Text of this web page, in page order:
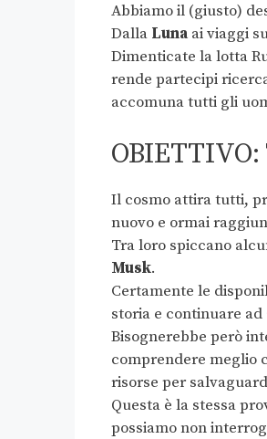
Abbiamo il (giusto)
Dalla Luna ai viaggi
Dimenticate la lotta
rende partecipi
accomuna tutti gli
OBIETTIVO:
Il cosmo attira tutti,
nuovo e ormai
Tra loro spiccano
Musk.
Certamente le
storia e continuare ad
Bisognerebbe però
comprendere meglio
risorse per
Questa è la stessa
possiamo non